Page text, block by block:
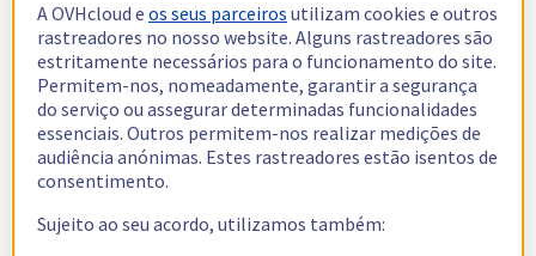
A OVHcloud eos seus parceiros utilizam cookies e outros
rastreadores no nosso website. Alguns rastreadores são
estritamente necessários para o funcionamento do site.
Permitem-nos, nomeadamente, garantir a segurança
do serviço ou assegurar determinadas funcionalidades
essenciais. Outros permitem-nos realizar medições de
audiência anónimas. Estes rastreadores estão isentos de
consentimento.
Sujeito ao seu acordo, utilizamos também: